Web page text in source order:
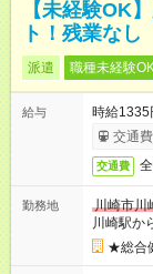
【未経験OK
ト！残業なし
派遣 職種未経験
給与
時給1335
交通
交通費
勤務地
川崎市川
川崎駅か
★総合